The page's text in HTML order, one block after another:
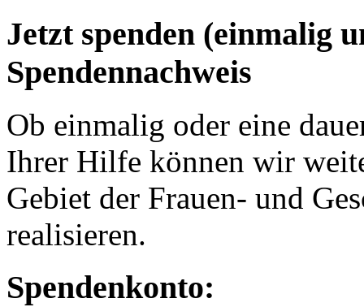
Jetzt spenden (einmalig
Spendennachweis
Ob einmalig oder eine
Ihrer Hilfe können wir
Gebiet der Frauen- und
realisieren.
Spendenkonto: